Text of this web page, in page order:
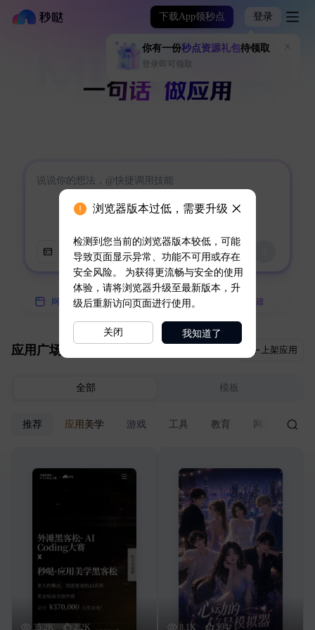
下载App领秒点 登录
你有一份秒点资源礼包待领取
登录即可领取
网页 小程序 App 技能创建
应用广场 上架应用
全部 模板
推荐 应用美学 游戏 工具 教育 网站 电商
35.2K 2.2K 8.1K 594
浏览器版本过低，需要升级
检测到您当前的浏览器版本较低，可能
导致页面显示异常、功能不可用或存在
安全风险。 为获得更流畅与安全的使用
体验，请将浏览器升级至最新版本，升
级后重新访问页面进行使用。
关闭 我知道了